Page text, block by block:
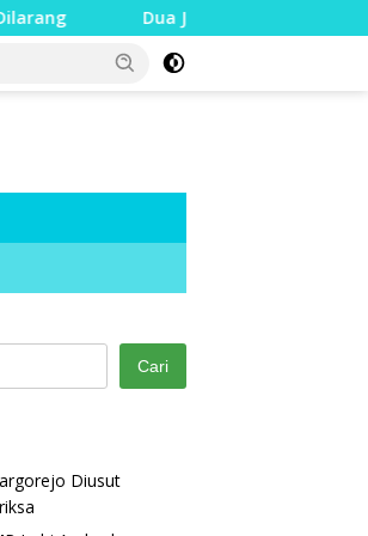
Dua Jari Putus akibat Dugaan Bullying,
Cari
Diusut